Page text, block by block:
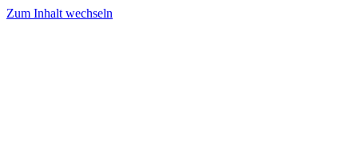
Zum Inhalt wechseln